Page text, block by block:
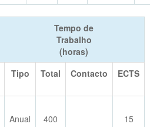
Tempo de
Trabalho
(horas)
Tipo Total Contacto ECTS
Anual 400 15